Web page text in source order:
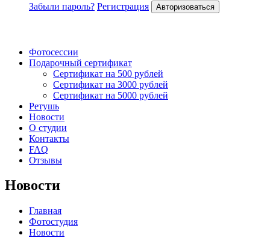
Забыли пароль? Регистрация Авторизоваться
Фотосессии
Подарочный сертификат
Сертификат на 500 рублей
Сертификат на 3000 рублей
Сертификат на 5000 рублей
Ретушь
Новости
О студии
Контакты
FAQ
Отзывы
Новости
Главная
Фотостудия
Новости